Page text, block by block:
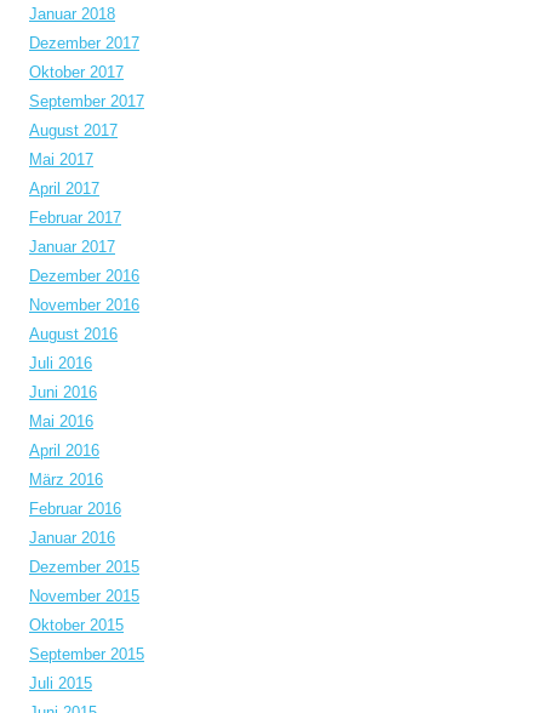
Januar 2018
Dezember 2017
Oktober 2017
September 2017
August 2017
Mai 2017
April 2017
Februar 2017
Januar 2017
Dezember 2016
November 2016
August 2016
Juli 2016
Juni 2016
Mai 2016
April 2016
März 2016
Februar 2016
Januar 2016
Dezember 2015
November 2015
Oktober 2015
September 2015
Juli 2015